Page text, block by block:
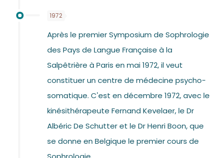
1972
Après le premier Symposium de Sophrologie
des Pays de Langue Française à la
Salpêtrière à Paris en mai 1972, il veut
constituer un centre de médecine psycho-
somatique. C'est en décembre 1972, avec le
kinésithérapeute Fernand Kevelaer, le Dr
Albéric De Schutter et le Dr Henri Boon, que
se donne en Belgique le premier cours de